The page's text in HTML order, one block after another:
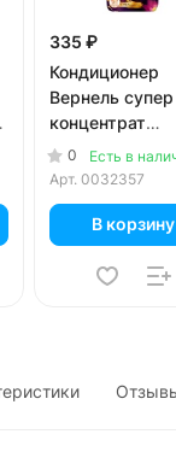
335 ₽
Кондиционер
Вернель супер
концентрат
Загадочный
870 мл
0
Есть в
Арт. 0032357
В корзину